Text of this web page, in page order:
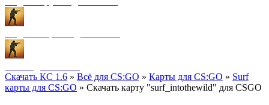
Скачать КС 1.6 » Всё для CS:GO » Карты для CS:GO » Surf
карты для CS:GO » Скачать карту "surf_intothewild" для CSGO